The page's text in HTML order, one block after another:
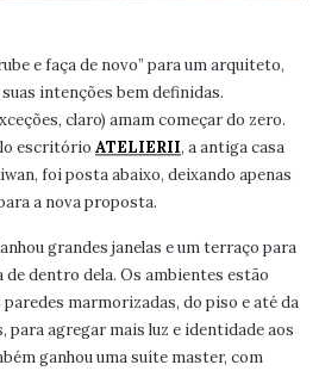
e faça de novo” para um arquiteto,
intenções bem definidas.
claro) amam começar do zero.
escritório ATELIERII, a antiga casa
foi posta abaixo, deixando apenas
a nova proposta.
grandes janelas e um terraço para
dentro dela. Os ambientes estão
marmorizadas, do piso e até da
para agregar mais luz e identidade aos
ganhou uma suíte master, com